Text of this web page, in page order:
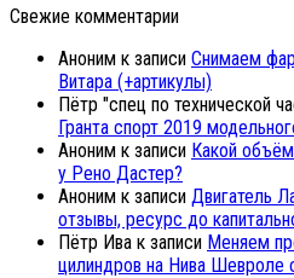
Свежие комментарии
Аноним к записи Снимаем
Витара (+артикулы)
Пётр "спец по технической
Гранта спорт 2019
Аноним к записи Какой
у Рено Дастер?
Аноним к записи Двигатель
отзывы, ресурс до
Пётр Ива к записи Меняем
цилиндров на Нива Шевроле